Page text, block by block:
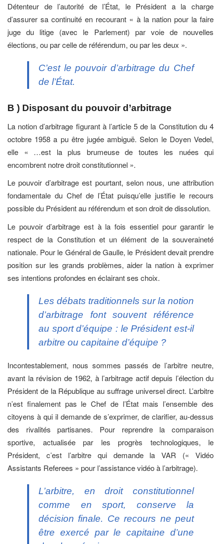
Détenteur de l’autorité de l’État, le Président a la charge
d’assurer sa continuité en recourant « à la nation pour la faire
juge du litige (avec le Parlement) par voie de nouvelles
élections, ou par celle de référendum, ou par les deux ».
C’est le pouvoir d’arbitrage du Chef
de l’État.
B ) Disposant du pouvoir d’arbitrage
La notion d’arbitrage figurant à l’article 5 de la Constitution du 4
octobre 1958 a pu être jugée ambiguë. Selon le Doyen Vedel,
elle « …est la plus brumeuse de toutes les nuées qui
encombrent notre droit constitutionnel ».
Le pouvoir d’arbitrage est pourtant, selon nous, une attribution
fondamentale du Chef de l’État puisqu’elle justifie le recours
possible du Président au référendum et son droit de dissolution.
Le pouvoir d’arbitrage est à la fois essentiel pour garantir le
respect de la Constitution et un élément de la souveraineté
nationale. Pour le Général de Gaulle, le Président devait prendre
position sur les grands problèmes, aider la nation à exprimer
ses intentions profondes en éclairant ses choix.
Les débats traditionnels sur la notion
d’arbitrage font souvent référence
au sport d’équipe : le Président est-il
arbitre ou capitaine d’équipe ?
Incontestablement, nous sommes passés de l’arbitre neutre,
avant la révision de 1962, à l’arbitrage actif depuis l’élection du
Président de la République au suffrage universel direct. L’arbitre
n’est finalement pas le Chef de l’État mais l’ensemble des
citoyens à qui il demande de s’exprimer, de clarifier, au-dessus
des rivalités partisanes. Pour reprendre la comparaison
sportive, actualisée par les progrès technologiques, le
Président, c’est l’arbitre qui demande la VAR (« Vidéo
Assistants Referees » pour l’assistance vidéo à l’arbitrage).
L’arbitre, en droit constitutionnel
comme en sport, conserve la
décision finale. Ce recours ne peut
être exercé par le capitaine d’une